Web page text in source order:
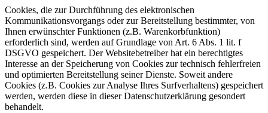
Cookies, die zur Durchführung des elektronischen
Kommunikationsvorgangs oder zur Bereitstellung bestimmter, von
Ihnen erwünschter Funktionen (z.B. Warenkorbfunktion)
erforderlich sind, werden auf Grundlage von Art. 6 Abs. 1 lit. f
DSGVO gespeichert. Der Websitebetreiber hat ein berechtigtes
Interesse an der Speicherung von Cookies zur technisch fehlerfreien
und optimierten Bereitstellung seiner Dienste. Soweit andere
Cookies (z.B. Cookies zur Analyse Ihres Surfverhaltens) gespeichert
werden, werden diese in dieser Datenschutzerklärung gesondert
behandelt.